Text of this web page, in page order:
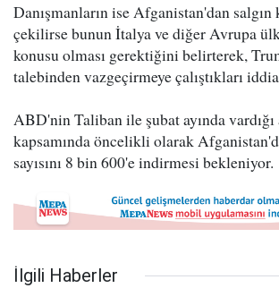
Danışmanların ise Afganistan'dan salgın
çekilirse bunun İtalya ve diğer Avrupa
konusu olması gerektiğini belirterek,
talebinden vazgeçirmeye çalıştıkları
ABD'nin Taliban ile şubat ayında vardığı
kapsamında öncelikli olarak
sayısını 8 bin 600'e indirmesi bekleniyor.
İlgili Haberler